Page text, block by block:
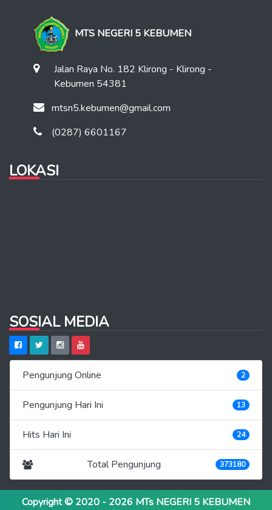
MTS NEGERI 5 KEBUMEN
Jalan Raya No. 182 Klirong - Klirong -
Kebumen 54381
mtsn5.kebumen@gmail.com
(0287) 6601167
LOKASI
SOSIAL MEDIA
Pengunjung Online 2
Pengunjung Hari Ini 13
Hits Hari Ini 24
Total Pengunjung 373180
Copyright © 2020 - 2026 MTs NEGERI 5 KEBUMEN